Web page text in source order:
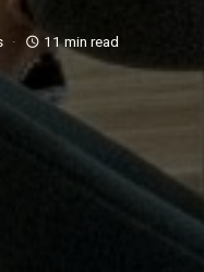
access_time 11 min read